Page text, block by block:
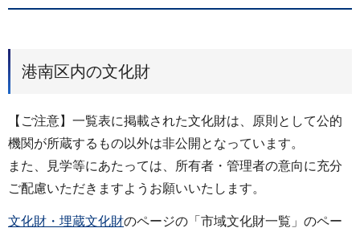
港南区内の文化財
【ご注意】一覧表に掲載された文化財は、原則として公的
機関が所蔵するもの以外は非公開となっています。
また、見学等にあたっては、所有者・管理者の意向に充分
ご配慮いただきますようお願いいたします。
文化財・埋蔵文化財のページの「市域文化財一覧」のペー